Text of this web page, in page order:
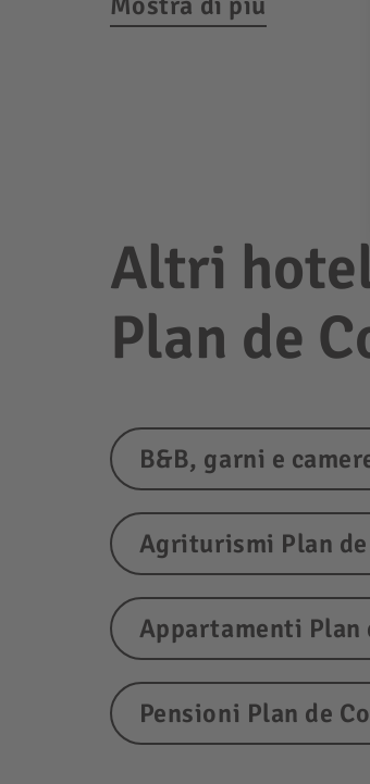
Altri
Plan de
B&B, garni e
Agriturismi Plan
Appartamenti Plan
Pensioni Plan de